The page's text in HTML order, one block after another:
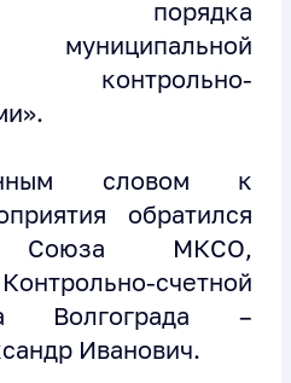
порядка
муниципальной
контрольно-
словом к
обратился
Союза МКСО,
счетной
Волгограда –
Иванович.